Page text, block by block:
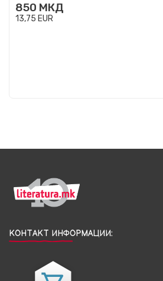
850 МКД
13,75 EUR
КОНТАКТ ИНФОРМАЦИИ: